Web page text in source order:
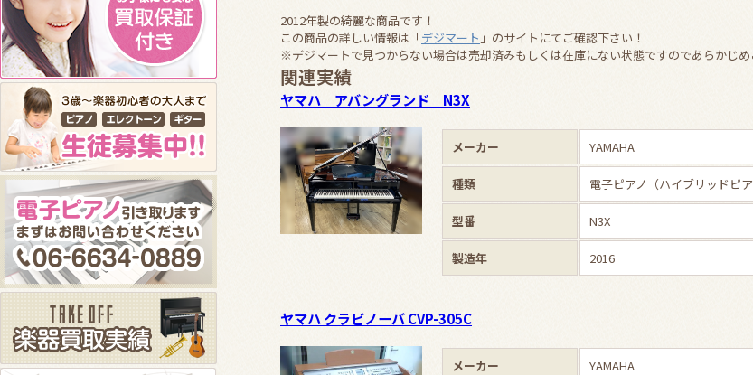
2012年製の綺麗な商品です！
この商品の詳しい情報は「デジマート 」のサイトにてご確認下さい！
※デジマートで見つからない場合は売却済みもしくは在庫にない状態ですのであらかじめ
関連実績
ヤマハ アバングランド N3X
メーカー YAMAHA
種類 電子ピアノ（ハイブリッドピア
型番 N3X
製造年 2016
ヤマハ クラビノーバ CVP-305C
メーカー YAMAHA